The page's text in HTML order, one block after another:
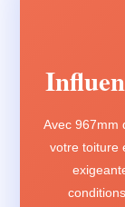
Avec 967mm
votre toiture